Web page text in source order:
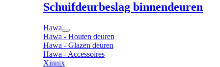
Schuifdeurbeslag binnendeuren
Hawa
Hawa - Houten deuren
Hawa - Glazen deuren
Hawa - Accessoires
Xinnix